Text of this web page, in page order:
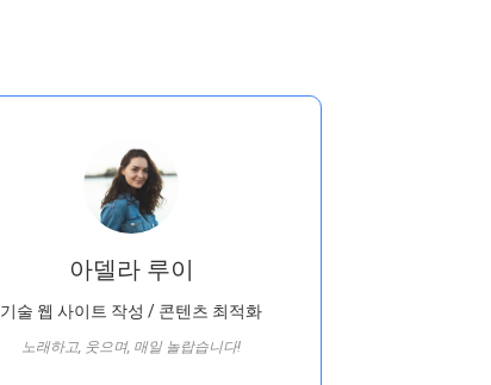
아델라 루이
기술 웹 사이트 작성 / 콘텐츠 최적화
노래하고, 웃으며, 매일 놀랍습니다!